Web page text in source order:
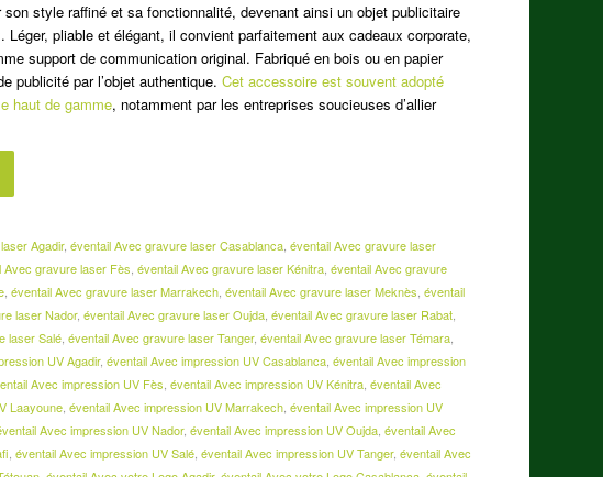
son style raffiné et sa fonctionnalité, devenant ainsi un objet publicitaire
pliable et élégant, il convient parfaitement aux cadeaux corporate,
support de communication original. Fabriqué en bois ou en papier
publicité par l’objet authentique.Cet accessoire est souvent adopté
haut de gamme, notamment par les entreprises soucieuses d’allier
Agadir,éventail Avec gravure laser Casablanca ,éventail Avec gravure laser
Avec gravure laser Fès ,éventail Avec gravure laser Kénitra ,éventail Avec gravure
,éventail Avec gravure laser Marrakech ,éventail Avec gravure laser Meknès ,éventail
laser Nador,éventail Avec gravure laser Oujda ,éventail Avec gravure laser Rabat
laser Salé ,éventail Avec gravure laser Tanger,éventail Avec gravure laser Témara
UV Agadir,éventail Avec impression UV Casablanca ,éventail Avec impression
Avec impression UV Fès ,éventail Avec impression UV Kénitra ,éventail Avec
Laayoune ,éventail Avec impression UV Marrakech ,éventail Avec impression UV
Avec impression UV Nador,éventail Avec impression UV Oujda ,éventail Avec
,éventail Avec impression UV Salé ,éventail Avec impression UV Tanger,éventail Avec